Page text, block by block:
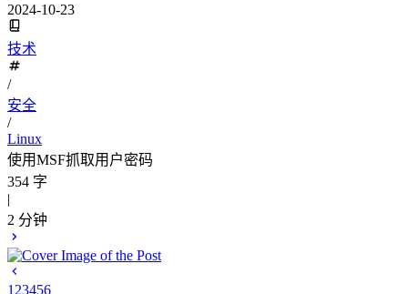
2024-10-23
技术
/
安全
/
Linux
使用MSF抓取用户密码
354 字
|
2 分钟
1 23456